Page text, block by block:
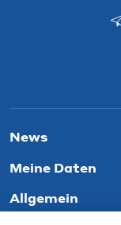
News
Meine Daten
Allgemein